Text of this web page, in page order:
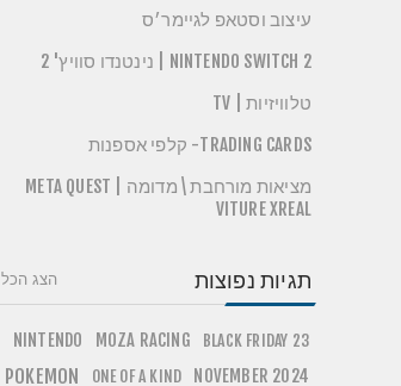
עיצוב וסטאפ לגיימר׳ס
NINTENDO SWITCH 2 | נינטנדו סוויץ' 2
טלוויזיות | TV
TRADING CARDS- קלפי אספנות
מציאות מורחבת \ מדומה | META QUEST
VITURE XREAL
תגיות נפוצות
BLACK FRIDAY 23
MOZA RACING
NINTENDO
NOVEMBER 2024
ONE OF A KIND
POKEMON
הצג הכל